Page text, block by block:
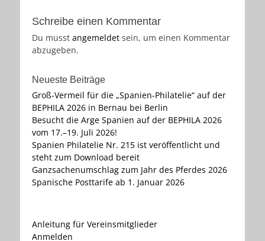
Schreibe einen Kommentar
Du musst angemeldet sein, um einen Kommentar
abzugeben.
Neueste Beiträge
Groß-Vermeil für die „Spanien-Philatelie“ auf der
BEPHILA 2026 in Bernau bei Berlin
Besucht die Arge Spanien auf der BEPHILA 2026
vom 17.–19. Juli 2026!
Spanien Philatelie Nr. 215 ist veröffentlicht und
steht zum Download bereit
Ganzsachenumschlag zum Jahr des Pferdes 2026
Spanische Posttarife ab 1. Januar 2026
Anleitung für Vereinsmitglieder
Anmelden